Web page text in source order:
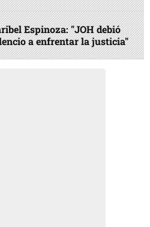
Espinoza: "JOH debió
a enfrentar la justicia"